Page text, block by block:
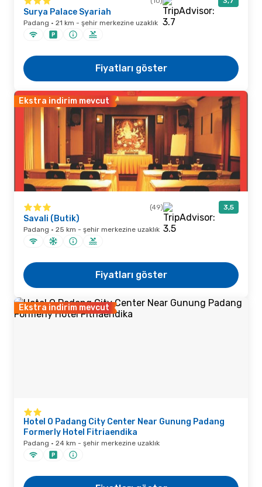
Surya Palace Syariah
Padang · 21 km - şehir merkezine uzaklık
Fiyatları göster
Ekstra indirim mevcut
(49) 3,5
Savali (Butik)
Padang · 25 km - şehir merkezine uzaklık
Fiyatları göster
Ekstra indirim mevcut
Hotel O Padang City Center Near Gunung Padang
Formerly Hotel Fitriaendika
Padang · 24 km - şehir merkezine uzaklık